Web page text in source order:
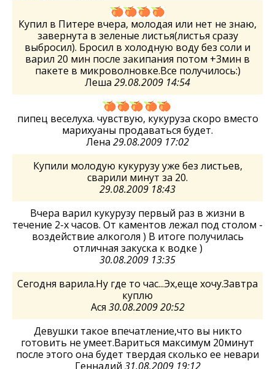
Купил в Питере вчера, молодая или нет не знаю,
завернута в зеленые листья(листья сразу
выбросил). Бросил в холодную воду без соли и
варил 20 мин после закипания потом +3мин в
пакете в микроволновке.Все получилось:)
Леша 29.08.2009 14:54
пипец веселуха. чувствую, кукуруза скоро вместо
марихуаны продаваться будет.
Лена 29.08.2009 17:02
Купили молодую кукурузу уже без листьев,
сварили минут за 20.
29.08.2009 18:43
Вчера варил кукурузу первый раз в жизни в
течение 2-х часов. От каментов лежал под столом -
воздействие алкоголя ) В итоге получилась
отличная закуска к водке )
30.08.2009 13:35
Сегодня варила.Ну где то час...Эх,еще хочу.Завтра
куплю
Ася 30.08.2009 20:52
Девушки такое впечатление,что вы никто
готовить не умеет.Вариться максимум 20минут
после этого она будет твердая сколько ее невари
Геннадий 31.08.2009 19:12